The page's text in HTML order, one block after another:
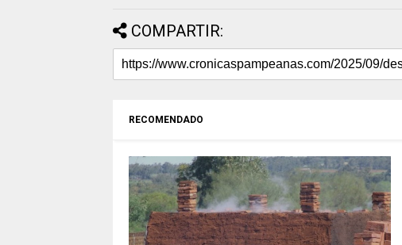
COMPARTIR:
RECOMENDADO